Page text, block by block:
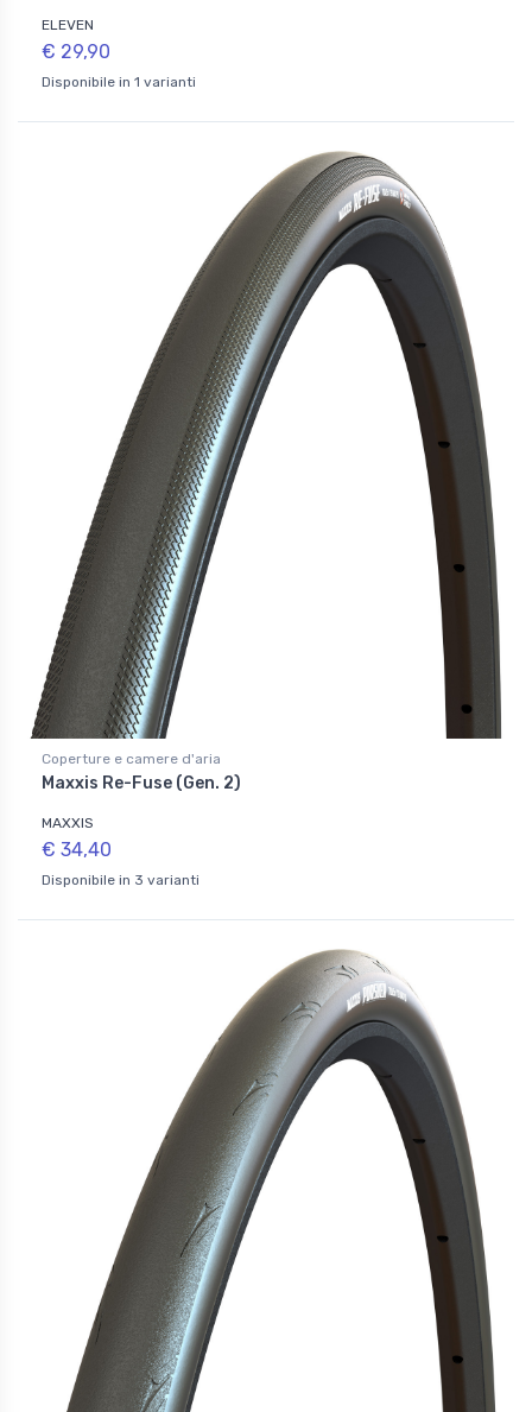
ELEVEN
€ 29,90
Disponibile in 1 varianti
Coperture e camere d'aria
Maxxis Re-Fuse (Gen. 2)
MAXXIS
€ 34,40
Disponibile in 3 varianti